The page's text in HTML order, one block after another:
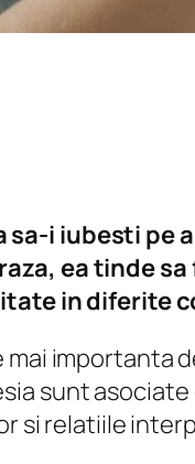
sa-i iubesti
ea tinde
in diferite
importanta
sunt
si relatiile